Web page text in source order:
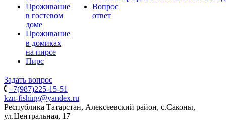
Проживание
в гостевом
доме
Проживание
в домиках
на пирсе
Пирс
Вопрос
ответ
Задать вопрос
+7(987)225-15-51
kzn-fishing@yandex.ru
Республика Татарстан, Алексеевский район, с.Саконы,
ул.Центральная, 17